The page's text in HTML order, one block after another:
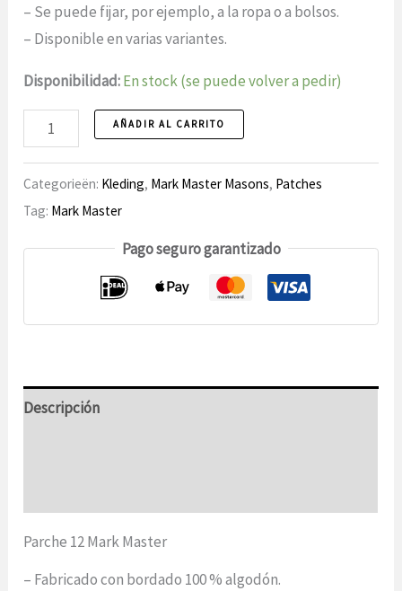
– Se puede fijar, por ejemplo, a la ropa o a bolsos.
– Disponible en varias variantes.
Disponibilidad:En stock (se puede volver a pedir)
Parche
12
Número
maestro
AÑADIR AL CARRITO
Categorieën: Kleding, Mark Master Masons, Patches
Tag: Mark Master
Pago seguro garantizado
Descripción
Parche 12 Mark Master
– Fabricado con bordado 100 % algodón.